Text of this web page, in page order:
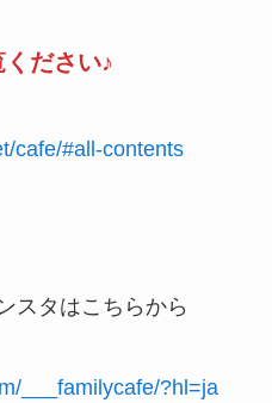
ださい♪
cafe/#all-contents
スタはこちらから
___familycafe/?hl=ja